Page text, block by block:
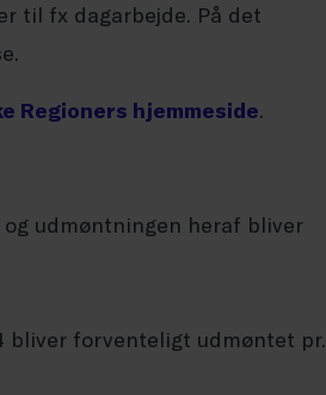
til fx dagarbejde. På det
Regioners hjemmeside.
udmøntningen heraf bliver
bliver forventeligt udmøntet pr.